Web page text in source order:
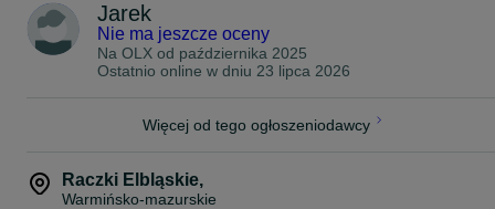
Jarek
Nie ma jeszcze oceny
Na OLX od października 2025
Ostatnio online w dniu 23 lipca 2026
Więcej od tego ogłoszeniodawcy
Raczki Elbląskie,
Warmińsko-mazurskie